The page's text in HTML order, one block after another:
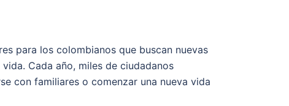
para los colombianos que buscan nuevas
Cada año, miles de ciudadanos
con familiares o comenzar una nueva vida